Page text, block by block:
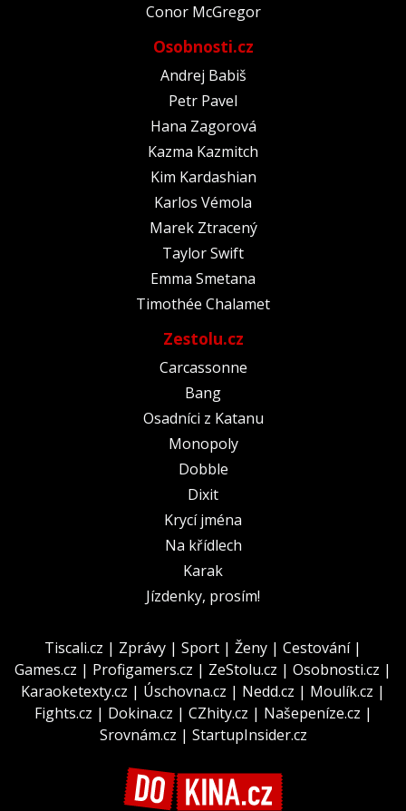
Conor McGregor
Osobnosti.cz
Andrej Babiš
Petr Pavel
Hana Zagorová
Kazma Kazmitch
Kim Kardashian
Karlos Vémola
Marek Ztracený
Taylor Swift
Emma Smetana
Timothée Chalamet
Zestolu.cz
Carcassonne
Bang
Osadníci z Katanu
Monopoly
Dobble
Dixit
Krycí jména
Na křídlech
Karak
Jízdenky, prosím!
Tiscali.cz | Zprávy | Sport | Ženy | Cestování|
Games.cz | Profigamers.cz | ZeStolu.cz | Osobnosti.cz |
Karaoketexty.cz | Úschovna.cz | Nedd.cz | Moulík.cz |
Fights.cz | Dokina.cz | CZhity.cz | Našepeníze.cz |
Srovnám.cz | StartupInsider.cz